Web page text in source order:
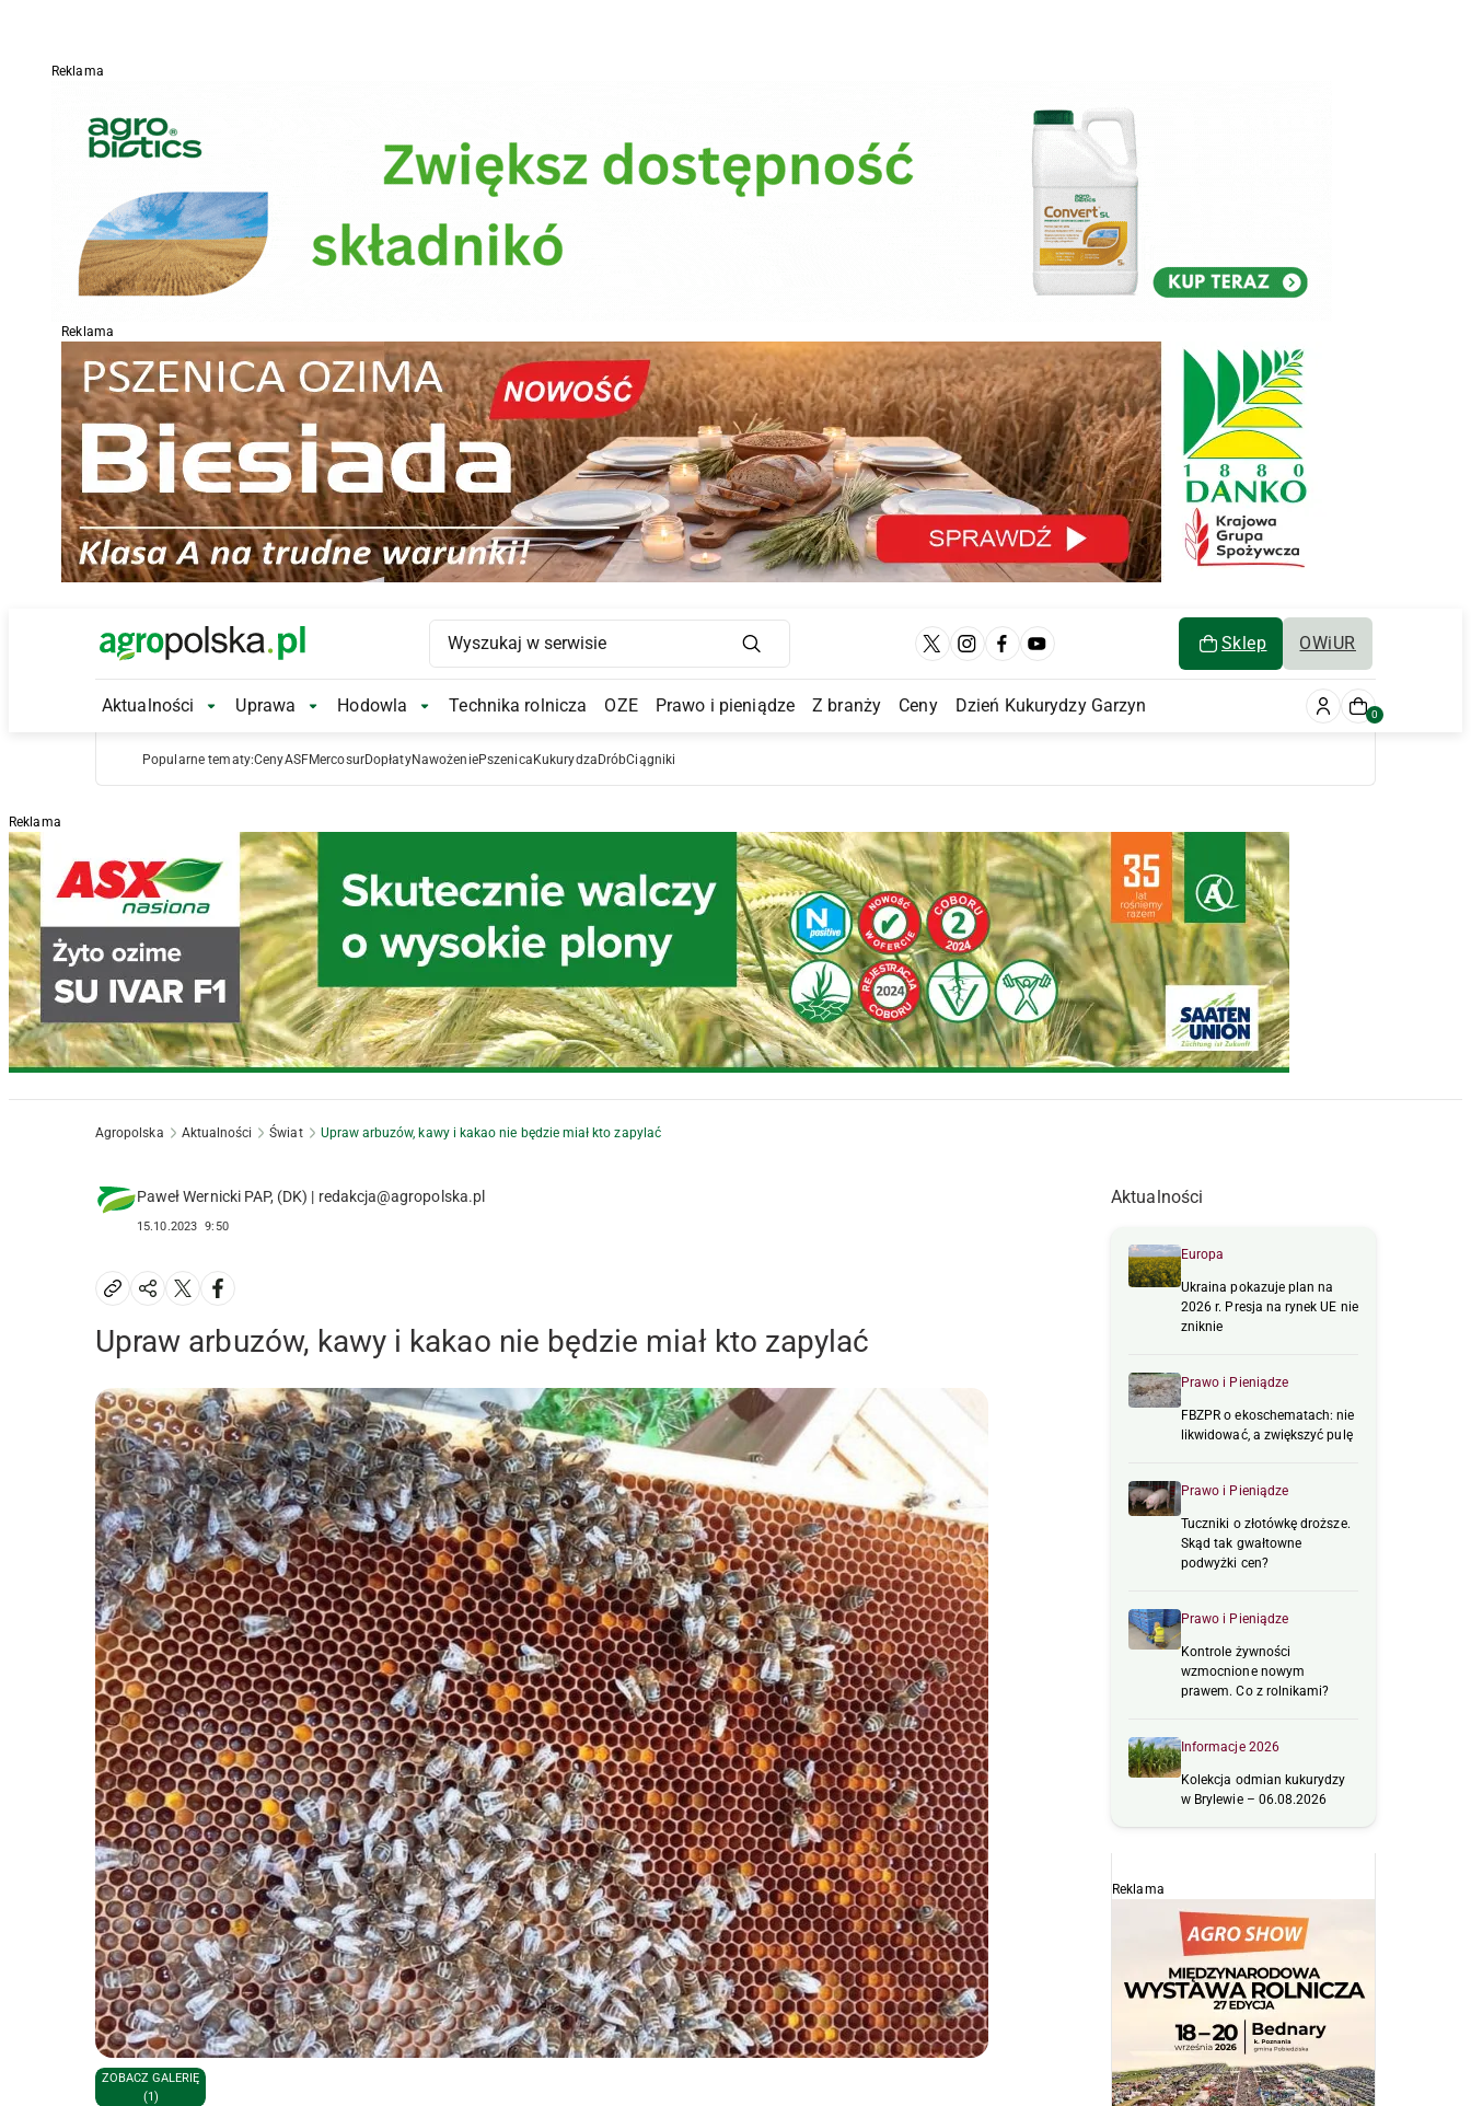
Reklama
Reklama
Main Logo Sklep OWiUR
Main Navigation
Aktualności Aktualności Submenu
Uprawa Uprawa Submenu
Hodowla Hodowla Submenu
Technika rolnicza OZE Prawo i pieniądze Z branży Ceny Dzień Kukurydzy Garzyn 0
Popularne tematy:CenyASFMercosurDopłatyNawożeniePszenica Kukurydza DróbCiągniki
Reklama
Agropolska Aktualności Świat Upraw arbuzów, kawy i kakao nie będzie miał kto zapylać
Paweł Wernicki PAP, (DK) | redakcja@agropolska.pl
15.10.2023 9:50
Upraw arbuzów, kawy i kakao nie będzie miał kto zapylać
ZOBACZ GALERIĘ
(1)
Aktualności
Europa
Ukraina pokazuje plan na
2026 r. Presja na rynek UE nie
zniknie
Prawo i Pieniądze
FBZPR o ekoschematach: nie
likwidować, a zwiększyć pulę
Prawo i Pieniądze
Tuczniki o złotówkę droższe.
Skąd tak gwałtowne
podwyżki cen?
Prawo i Pieniądze
Kontrole żywności
wzmocnione nowym
prawem. Co z rolnikami?
Informacje 2026
Kolekcja odmian kukurydzy
w Brylewie – 06.08.2026
Reklama